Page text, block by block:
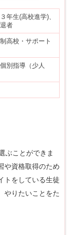
年生(高校進学)、
者
高校・サポート
別指導（少人
ぶことができま
や資格取得のため
トをしている生徒
やりたいことをた